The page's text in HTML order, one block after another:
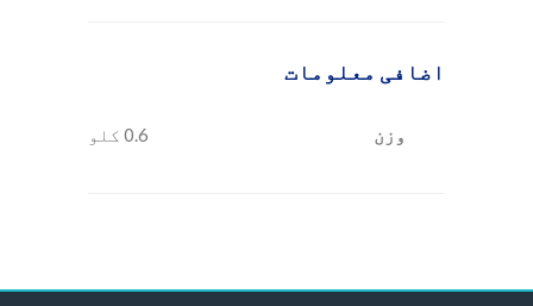
اضافی معلومات
وزن 0.6 کلو